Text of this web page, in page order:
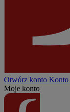
Otwórz konto Konto
Moje konto